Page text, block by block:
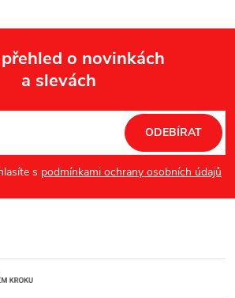
o novinkách
a slevách
s podmínkami ochrany osobních údajů
ODEBÍRAT